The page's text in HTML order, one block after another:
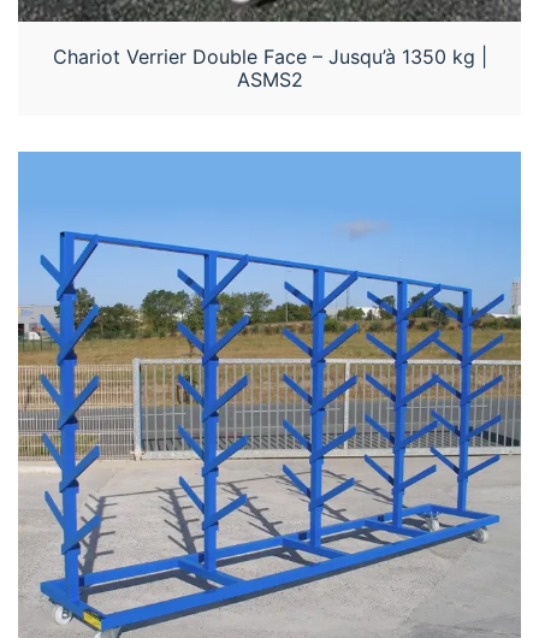
Chariot Verrier Double Face – Jusqu’à 1350 kg |
ASMS2